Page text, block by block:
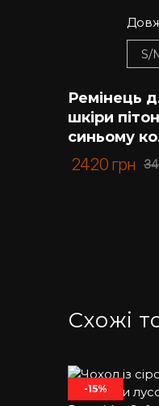
S/
Ремінець
шкіри
синьому
2420 грн
Схожі
-15%